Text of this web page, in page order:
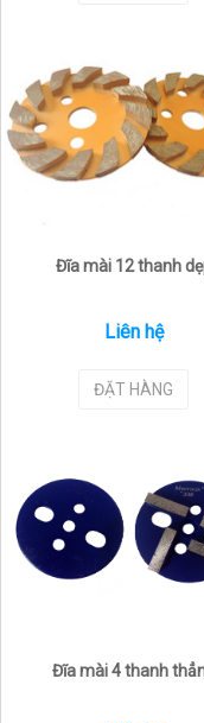
Đĩa mài 12 thanh
Liên hệ
ĐẶT HÀNG
Đĩa mài 4 thanh